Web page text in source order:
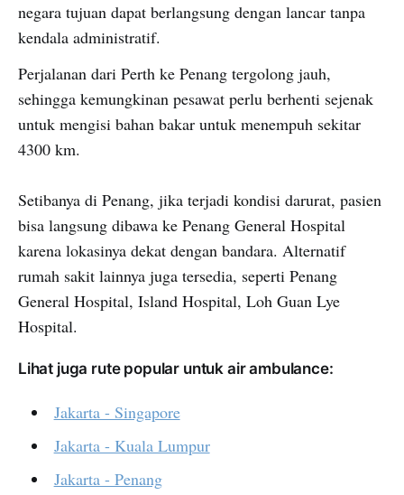
negara tujuan dapat berlangsung dengan lancar tanpa
kendala administratif.
Perjalanan dari Perth ke Penang tergolong jauh,
sehingga kemungkinan pesawat perlu berhenti sejenak
untuk mengisi bahan bakar untuk menempuh sekitar
4300 km.
Setibanya di Penang, jika terjadi kondisi darurat, pasien
bisa langsung dibawa ke Penang General Hospital
karena lokasinya dekat dengan bandara. Alternatif
rumah sakit lainnya juga tersedia, seperti Penang
General Hospital, Island Hospital, Loh Guan Lye
Hospital.
Lihat juga rute popular untuk air ambulance:
Jakarta - Singapore
Jakarta - Kuala Lumpur
Jakarta - Penang